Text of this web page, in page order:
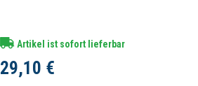
Artikel ist sofort lieferbar
29,10 €